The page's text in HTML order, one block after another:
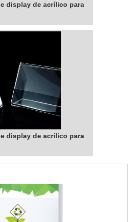
display de acrílico para
display de acrílico para